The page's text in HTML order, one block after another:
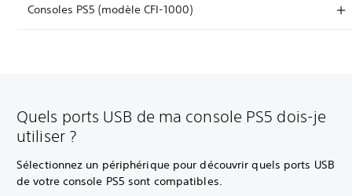
Consoles PS5 (modèle CFI-1000)
Quels ports USB de ma console PS5 dois-je
utiliser ?
Sélectionnez un périphérique pour découvrir quels ports USB
de votre console PS5 sont compatibles.